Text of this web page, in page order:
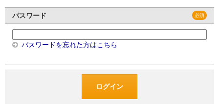
パスワード
パスワードを忘れた方はこちら